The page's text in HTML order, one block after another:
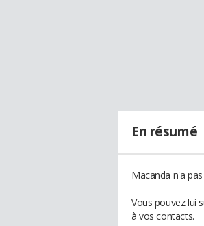
En résumé
Macanda n'a
Vous pouvez lui
à vos contacts.